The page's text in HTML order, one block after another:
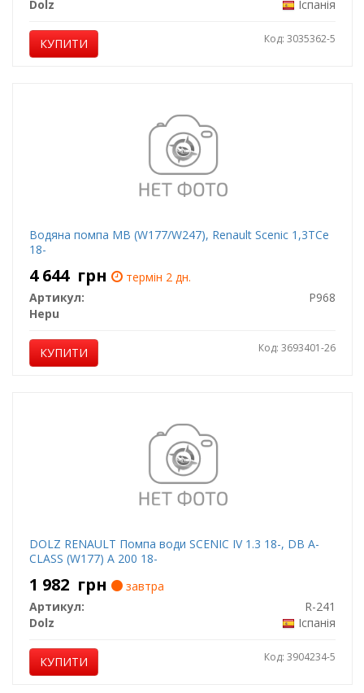
Dolz Іспанія
КУПИТИ Код: 3035362-5
Водяна помпа MB (W177/W247), Renault Scenic 1,3TCe
18-
4 644 грн
термін 2 дн.
Артикул:
P968
Hepu
КУПИТИ Код: 3693401-26
DOLZ RENAULT Помпа води SCENIC IV 1.3 18-, DB A-
CLASS (W177) A 200 18-
1 982 грн
завтра
Артикул:
R-241
Dolz
Іспанія
КУПИТИ Код: 3904234-5